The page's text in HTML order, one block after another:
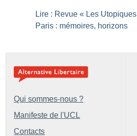
Lire : Revue « Les Utopiques
Paris : mémoires, horizons
Qui sommes-nous ?
Manifeste de l'UCL
Contacts